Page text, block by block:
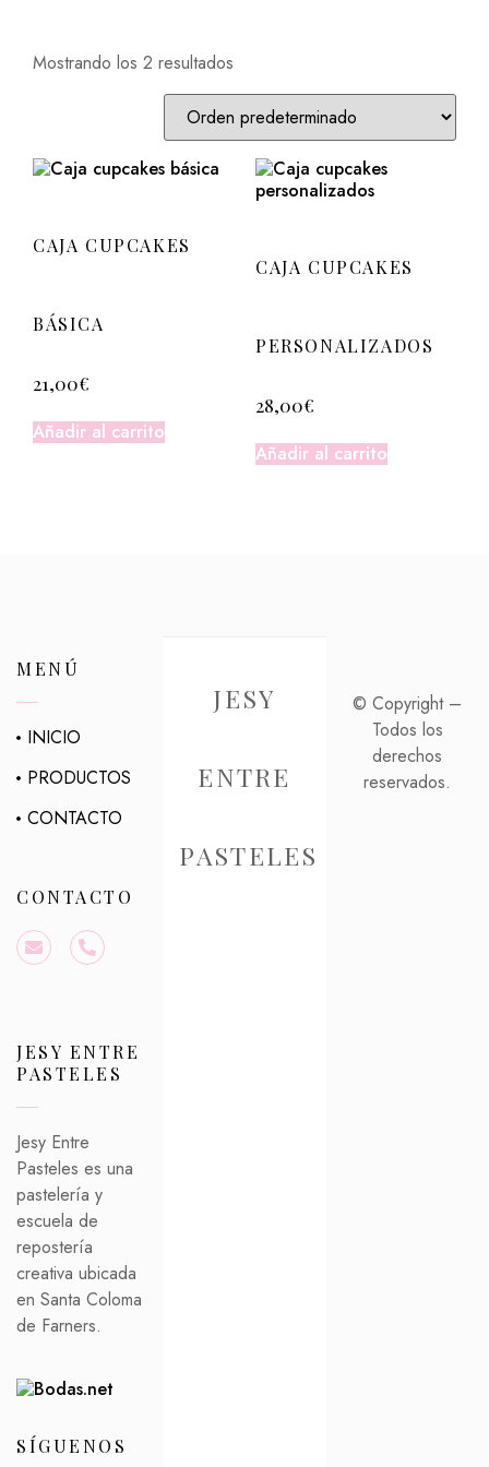
Mostrando los 2 resultados
CAJA CUPCAKES
BÁSICA
21,00€
Añadir al carrito
CAJA CUPCAKES
PERSONALIZADOS
28,00€
Añadir al carrito
MENÚ
INICIO
PRODUCTOS
CONTACTO
CONTACTO
JESY ENTRE
PASTELES
Jesy Entre
Pasteles es una
pastelería y
escuela de
repostería
creativa ubicada
en Santa Coloma
de Farners.
SÍGUENOS
JESY
ENTRE
PASTELES
© Copyright –
Todos los
derechos
reservados.